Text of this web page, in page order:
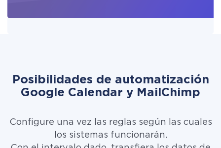
Posibilidades de automatización
Google Calendar y MailChimp
Configure una vez las reglas según las cuales
los sistemas funcionarán.